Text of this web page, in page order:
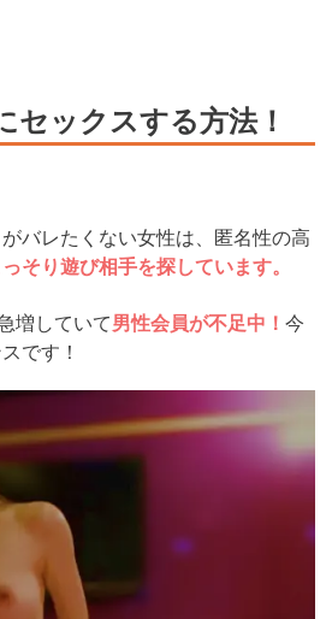
セックスする方法！
バレたくない女性は、匿名性の高
そり遊び相手を探しています。
増していて男性会員が不足中！ 今
です！